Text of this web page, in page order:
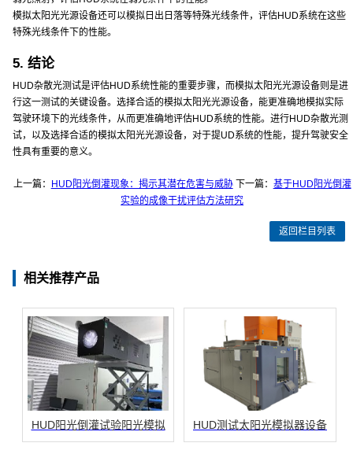
模拟太阳光光源设备还可以模拟日出日落等特殊光线条件，评估HUD系统在这些
特殊光线条件下的性能。
5. 结论
HUD杂散光测试是评估HUD系统性能的重要步骤，而模拟太阳光光源设备则是进
行这一测试的关键设备。选择合适的模拟太阳光光源设备，能更准确地模拟实际
驾驶环境下的光线条件，从而更准确地评估HUD系统的性能。进行HUD杂散光测
试，以及选择合适的模拟太阳光光源设备，对于提UD系统的性能，提升驾驶安全
性具有重要的意义。
上一篇： HUD阳光倒灌现象：揭示其潜在危害与威胁下一篇： 基于HUD阳光倒灌
实验的成像干扰评估方法研究
返回栏目列表
相关推荐产品
HUD阳光倒灌试验阳光模拟 HUD测试太阳光模拟器设备